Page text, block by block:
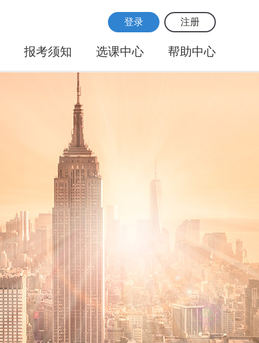
注册
登录
帮助中心
选课中心
报考须知